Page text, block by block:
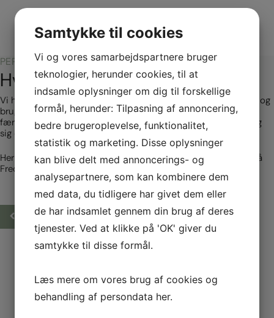
PERSONALE
Hvem er vi?
Vi har et stærkt team af behandlere. Vi har et tæt samarbejde og
bruger ofte hinandens specialer og kompetencer. Vores
færdigudannde osteopater har mere end 8 års uddannelse bag
sig og mere end 10 års klinisk erfaring.
Her kan du læse mere om hvem du kan møde på vores klinik på
Frederiksberg.
Samtykke til cookies
Vi og vores samarbejdspartnere bruger
teknologier, herunder cookies, til at
indsamle oplysninger om dig til forskellige
formål, herunder: Tilpasning af annoncering,
bedre brugeroplevelse, funktionalitet,
statistik og marketing. Disse oplysninger
kan blive delt med annoncerings- og
analysepartnere, som kan kombinere dem
med data, du tidligere har givet dem eller
de har indsamlet gennem din brug af deres
tjenester. Ved at klikke på 'OK' giver du
samtykke til disse formål.
Læs mere om vores brug af cookies og
behandling af persondata her.